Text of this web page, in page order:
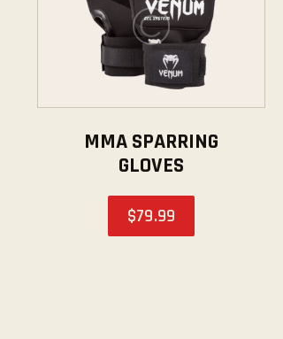
MMA SPARRING
GLOVES
$79.99